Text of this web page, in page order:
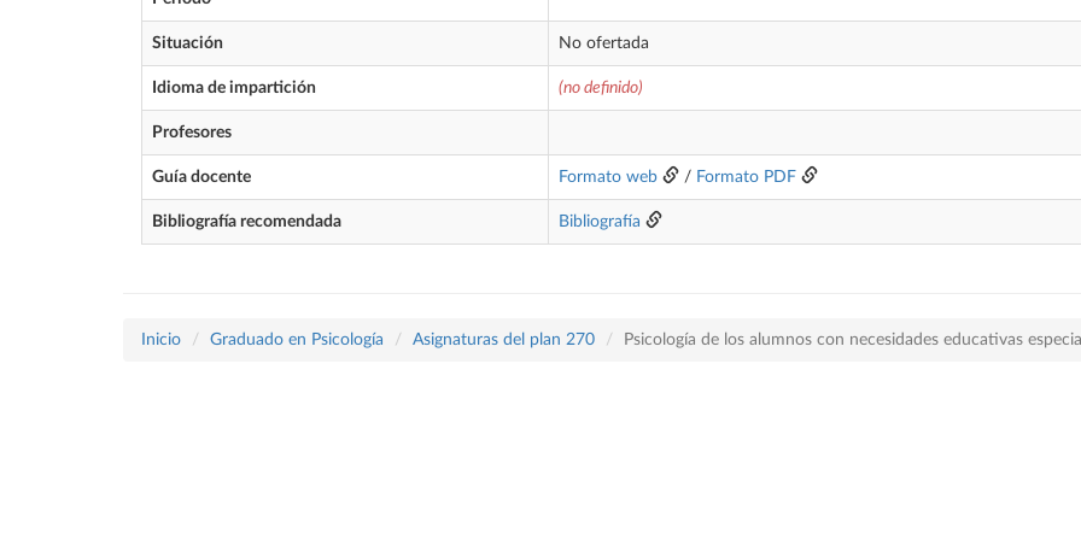
Situación No ofertada
Idioma de impartición (no definido)
Profesores
Guía docente Formato web / Formato PDF
Bibliografía recomendada Bibliografía
Inicio Graduado en Psicología Asignaturas del plan 270 Psicología de los alumnos con necesidades educativas